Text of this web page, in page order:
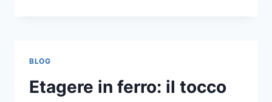
BLOG
Etagere in ferro: il tocco